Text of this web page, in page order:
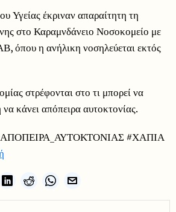
Υγείας έκριναν απαραίτητη τη
στο Καραμνδάνειο Νοσοκομείο με
όπου η ανήλικη νοσηλεύεται εκτός
στρέφονται στο τι μπορεί να
κάνει απόπειρα αυτοκτονίας.
#ΧΑΠΙΑ